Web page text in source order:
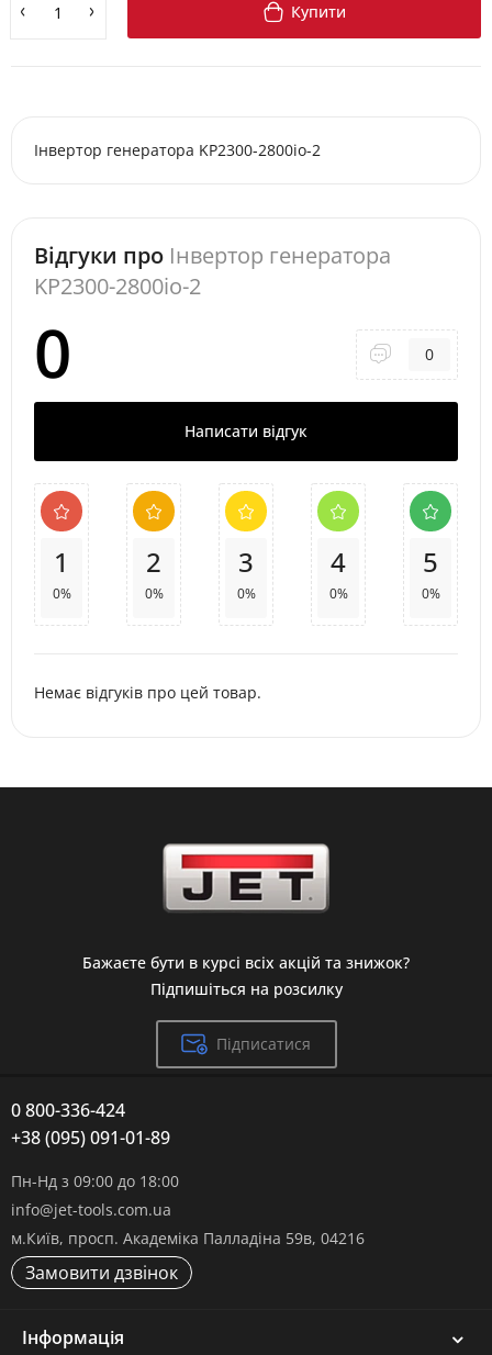
Купити
Інвертор генератора KP2300-2800io-2
Відгуки про Інвертор генератора
KP2300-2800io-2
0 0
Написати відгук
1
0%
2
0%
3
0%
4
0%
5
0%
Немає відгуків про цей товар.
Бажаєте бути в курсі всіх акцій та знижок?
Підпишіться на розсилку
Підписатися
0 800-336-424
+38 (095) 091-01-89
Пн-Нд з 09:00 до 18:00
info@jet-tools.com.ua
м.Київ, просп. Академіка Палладіна 59в, 04216
Замовити дзвінок
Інформація